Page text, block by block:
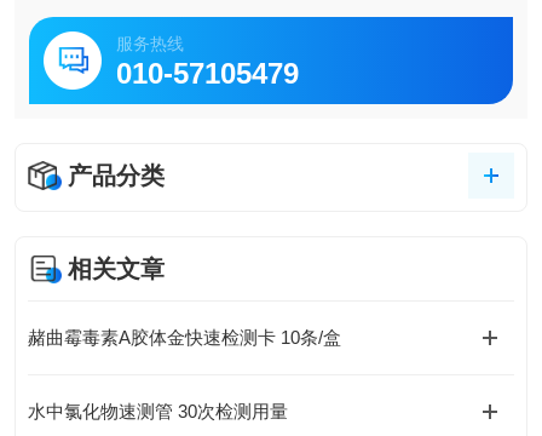
服务热线
010-57105479
产品分类
相关文章
赭曲霉毒素A胶体金快速检测卡 10条/盒
水中氯化物速测管 30次检测用量